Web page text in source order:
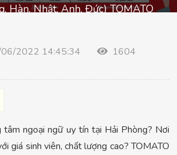
Hàn, Nhật, Anh, Đức) TOMATO
2022 14:45:34
1604
tâm ngoại ngữ uy tín tại Hải Phòng? Nơi
giá sinh viên, chất lượng cao? TOMATO